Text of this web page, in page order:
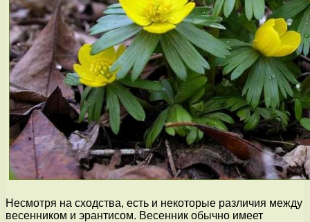
Несмотря на сходства, есть и некоторые различия между
весенником и эрантисом. Весенник обычно имеет